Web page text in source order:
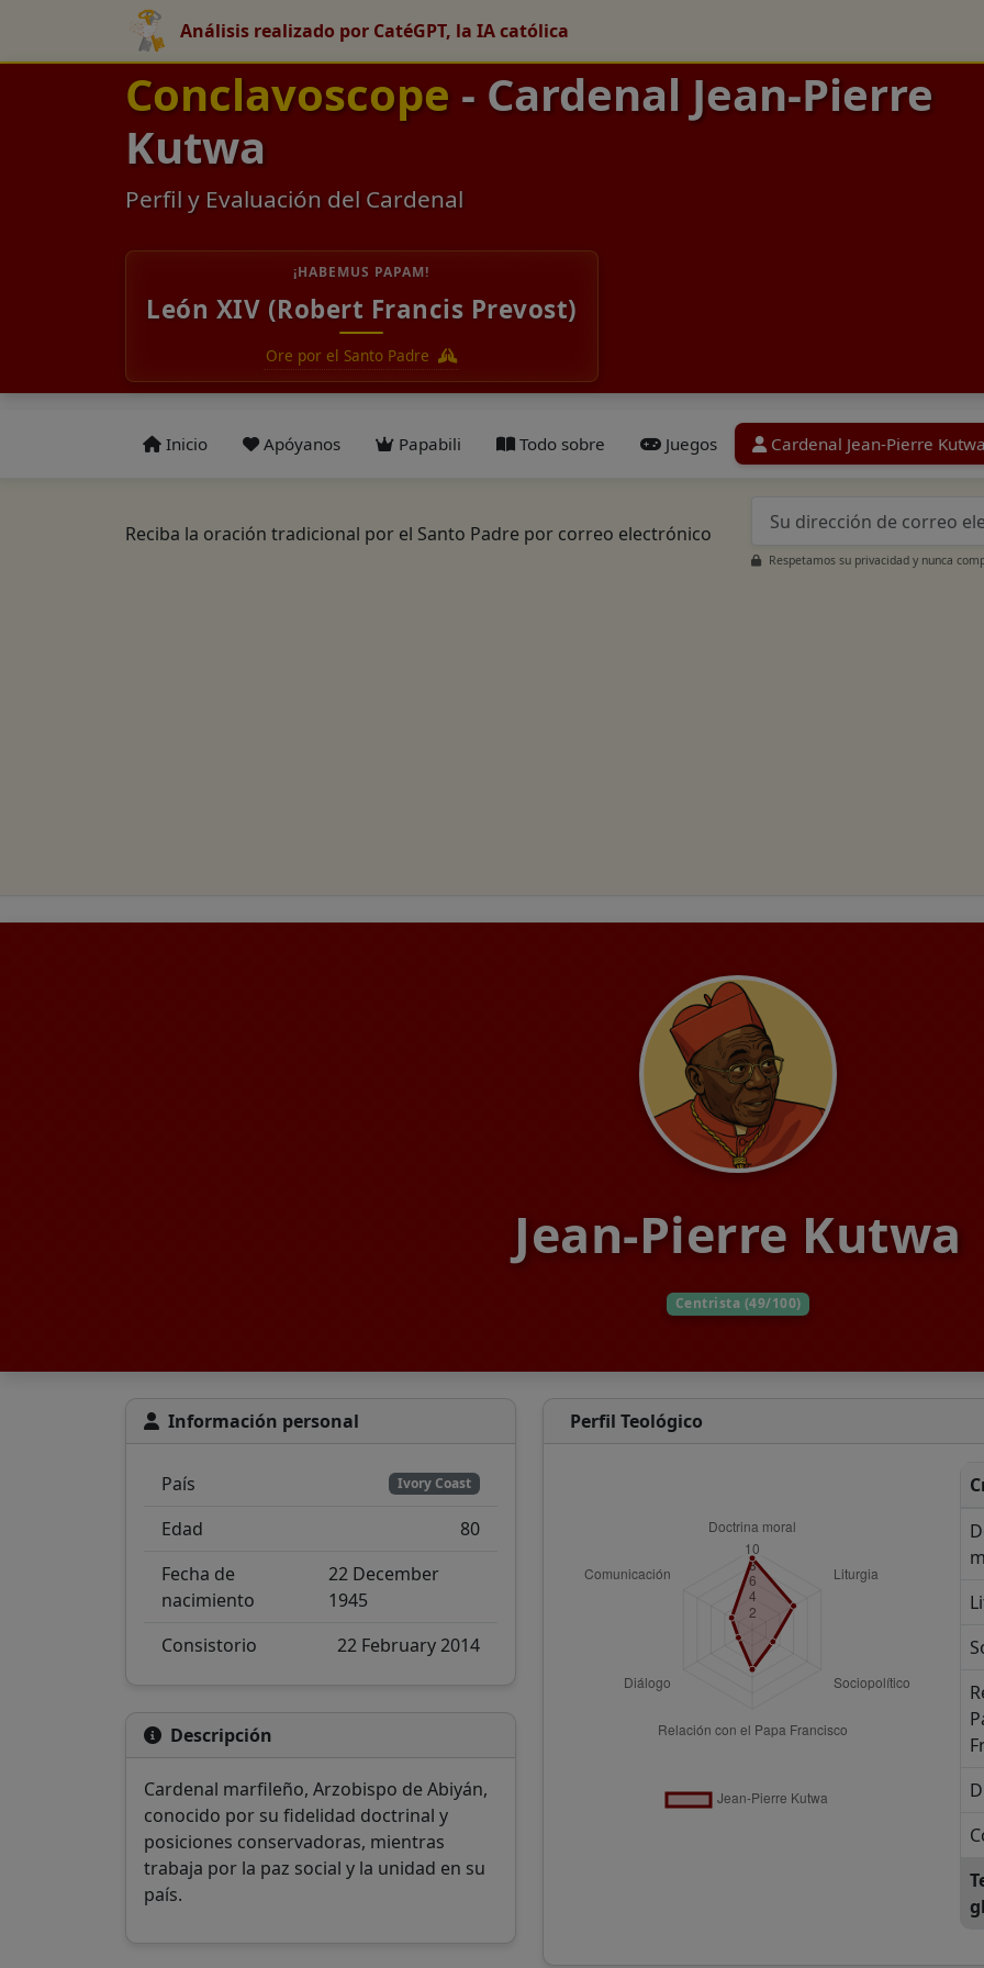
Análisis realizado por CatéGPT, la IA católica
Conclavoscope - Cardenal Jean-Pierre
Kutwa
Perfil y Evaluación del Cardenal
¡HABEMUS PAPAM!
León XIV (Robert Francis Prevost)
Ore por el Santo Padre
Inicio Apóyanos Papabili Todo sobre Juegos Cardenal Jean-Pierre
Reciba la oración tradicional por el Santo Padre por correo electrónico
Respetamos su privacidad y nunca
Jean-Pierre Kutwa
Centrista (49/100)
Información personal
País Ivory Coast
Edad
80
Fecha de
nacimiento
22 December
1945
Consistorio
22 February 2014
Descripción
Cardenal marfileño, Arzobispo de Abiyán,
conocido por su fidelidad doctrinal y
posiciones conservadoras, mientras
trabaja por la paz social y la unidad en su
país.
Perfil Teológico